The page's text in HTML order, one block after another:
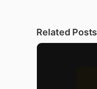
Related Posts